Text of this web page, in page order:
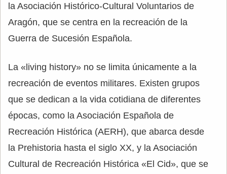
la Asociación Histórico-Cultural Voluntarios de
Aragón, que se centra en la recreación de la
Guerra de Sucesión Española.
La «living history» no se limita únicamente a la
recreación de eventos militares. Existen grupos
que se dedican a la vida cotidiana de diferentes
épocas, como la Asociación Española de
Recreación Histórica (AERH), que abarca desde
la Prehistoria hasta el siglo XX, y la Asociación
Cultural de Recreación Histórica «El Cid», que se